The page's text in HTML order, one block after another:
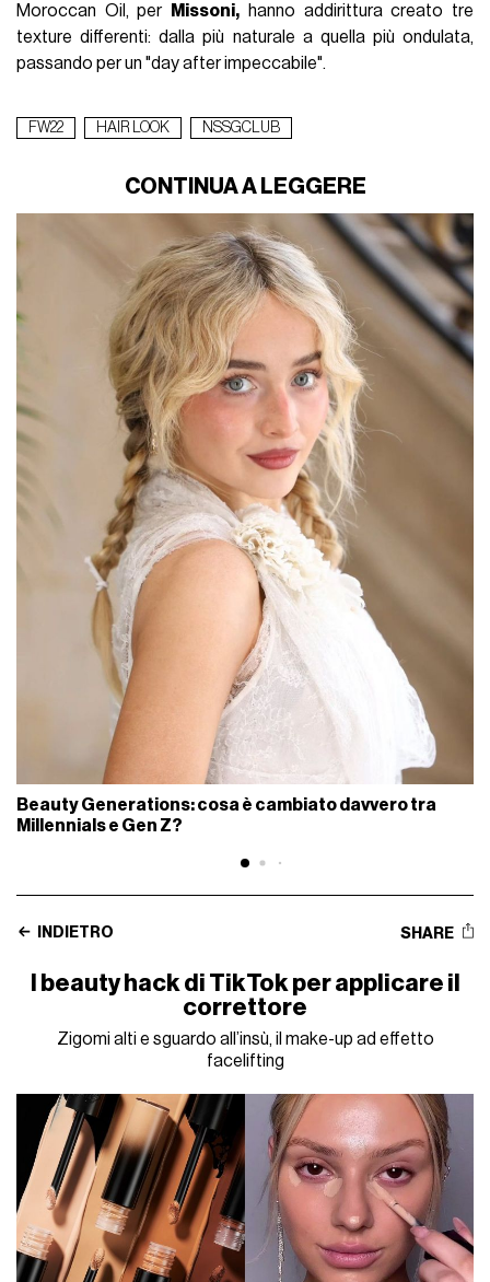
Moroccan Oil, per
Missoni, hanno addirittura creato tre
texture differenti: dalla più naturale a quella più ondulata,
passando per un "day after impeccabile".
FW22 HAIR LOOK NSSGCLUB
CONTINUA A LEGGERE
Beauty Generations: cosa è cambiato davvero tra
Millennials e Gen Z?
INDIETRO SHARE
I beauty hack di TikTok per applicare il
correttore
Zigomi alti e sguardo all’insù, il make-up ad effetto
facelifting